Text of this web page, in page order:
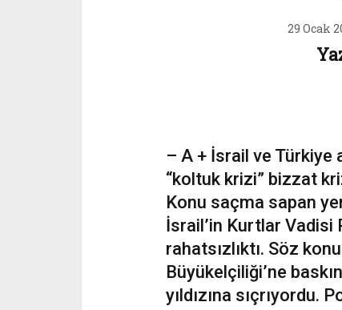
29 Ocak
– A + İsrail ve Türkiye
“koltuk krizi” bizzat
Konu saçma sapan
İsrail’in Kurtlar Vadisi
rahatsızlıktı. Söz
Büyükelçiliği’ne
yıldızına sıçrıyordu.